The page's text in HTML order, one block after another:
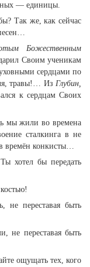
— единицы.
Так же, как сейчас
Божественным
Своим ученикам
сердцами по
травы!… Из Глубин,
к сердцам Своих
мы жили во времена
сталкинга в не
времён конкисты…
хотел бы передать
не переставая быть
не переставая быть
ощущать тех, кого